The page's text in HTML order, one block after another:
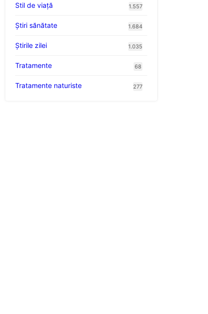
Stil de viaţă 1.557
Ştiri sănătate 1.684
Știrile zilei 1.035
Tratamente 68
Tratamente naturiste 277